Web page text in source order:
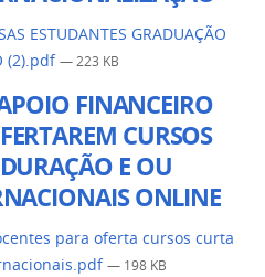
ESTUDANTES GRADUAÇÃO
(2).pdf — 223 KB
FINANCEIRO
CURSOS
E OU
ONLINE
para oferta cursos curta
— 198 KB